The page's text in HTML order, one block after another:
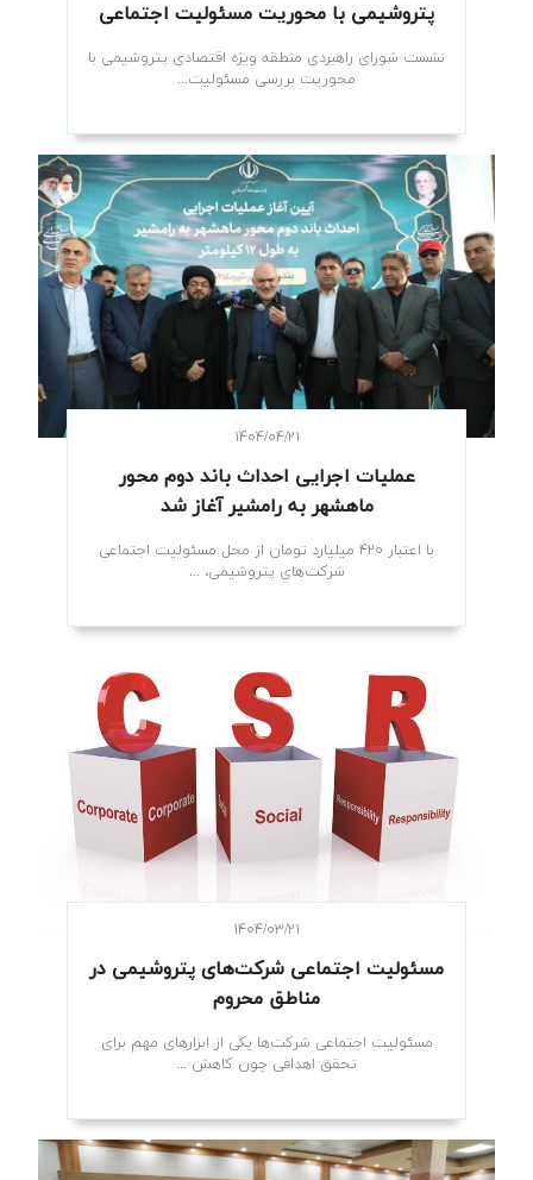
پتروشیمی با محوریت مسئولیت اجتماعی
نشست شورای راهبردی منطقه ویژه اقتصادی پتروشیمی با
محوریت بررسی مسئولیت...
۱۴۰۴/۰۴/۲۱
عملیات اجرایی احداث باند دوم محور
ماهشهر به رامشیر آغاز شد
با اعتبار ۴۲۰ میلیارد تومان از محل مسئولیت اجتماعی
شرکت‌های پتروشیمی، ...
۱۴۰۴/۰۳/۲۱
مسئولیت اجتماعی شرکت‌های پتروشیمی در
مناطق محروم
مسئولیت اجتماعی شرکت‌ها یکی از ابزارهای مهم برای
تحقق اهدافی چون کاهش ...